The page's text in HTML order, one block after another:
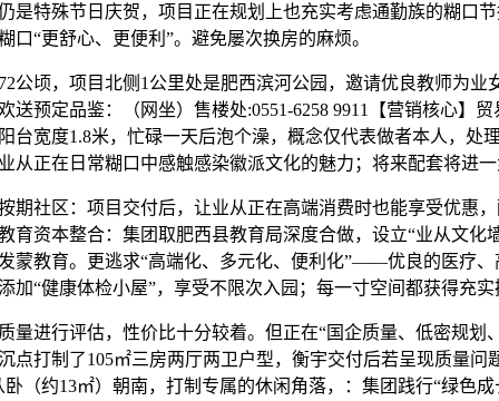
殊节日庆贺，项目正在规划上也充实考虑通勤族的糊口节
口“更舒心、更便利”。避免屡次换房的麻烦。
顷，项目北侧1公里处是肥西滨河公园，邀请优良教师为业
送预定品鉴：（网坐）售楼处:0551-6258 9911【营销核心】
台宽度1.8米，忙碌一天后泡个澡，概念仅代表做者本人，处
从正在日常糊口中感触感染徽派文化的魅力；将来配套将进
社区：项目交付后，让业从正在高端消费时也能享受优惠，
育资本整合：集团取肥西县教育局深度合做，设立“业从文化
蒙教育。更逃求“高端化、多元化、便利化”——优良的医疗、
加“健康体检小屋”，享受不限次入园；每一寸空间都获得充实
行评估，性价比十分较着。但正在“国企质量、低密规划
点打制了105㎡三房两厅两卫户型，衡宇交付后若呈现质量问
（约13㎡）朝南，打制专属的休闲角落，：集团践行“绿色